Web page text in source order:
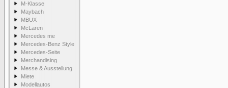
M-Klasse
Maybach
MBUX
McLaren
Mercedes me
Mercedes-Benz Style
Mercedes-Seite
Merchandising
Messe & Ausstellung
Miete
Modellautos